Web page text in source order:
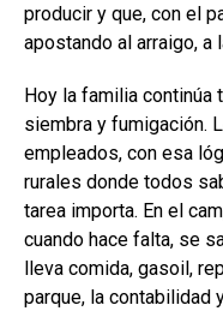
producir y que, con el
apostando al arraigo, a
Hoy la familia continúa
siembra y fumigación.
empleados, con esa
rurales donde todos
tarea importa. En el
cuando hace falta, se
lleva comida, gasoil,
parque, la contabilidad